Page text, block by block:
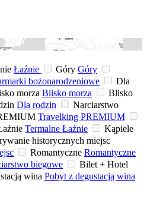
Łaźnie Góry Góry
bożonarodzeniowe
Dla
morza Blisko morza
Blisko
Dla rodzin
Narciarstwo
Travelking PREMIUM
Termalne Łaźnie
Kąpiele
historycznych miejsc
Romantyczne Romantyczne
biegowe
Bilet + Hotel
wina Pobyt z degustacją wina